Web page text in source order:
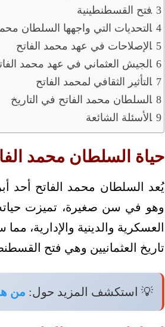
فتح القسطنطينية
التحديات التي واجهها السلطان
الإصلاحات في عهد محمد الفاتح
الجيش العثماني في عهد محمد
التأثير الثقافي لمحمد الفاتح
السلطان محمد الفاتح في التاريخ
الأسئلة الشائعة
حياة السلطان محمد
وهو في سن صغيرة، تميزت حياته
العسكرية والدينية والإدارية،
تاريخ العثمانيين وهي فتح
💡 استكشف المزيد حول: من